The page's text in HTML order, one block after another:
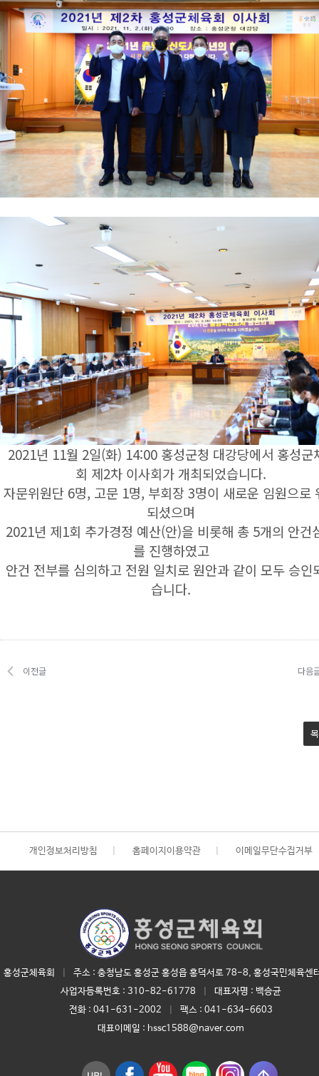
2021년 11월 2일(화) 14:00 홍성군청 대강당에서 홍성군
회 제2차 이사회가 개최되었습니다.
자문위원단 6명, 고문 1명, 부회장 3명이 새로운 임원으로
되셨으며
2021년 제1회 추가경정 예산(안)을 비롯해 총 5개의 안건
를 진행하였고
안건 전부를 심의하고 전원 일치로 원안과 같이 모두 승인
습니다.
이전글 다음
개인정보처리방침 홈페이지이용약관 이메일무단수집거부
홍성군체육회
주소 : 충청남도 홍성군 홍성읍 홍덕서로 78-8, 홍성국민체육센
사업자등록번호 : 310-82-61778 대표자명 : 백승균
전화 : 041-631-2002
팩스 : 041-634-6603
대표이메일 : hssc1588@naver.com